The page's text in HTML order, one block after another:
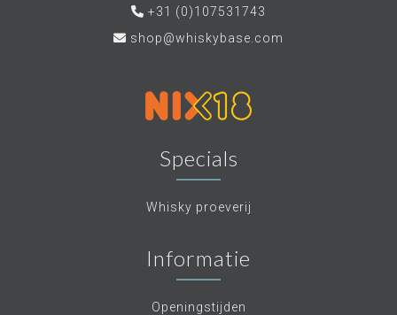
+31 (0)107531743
shop@whiskybase.com
Specials
Whisky proeverij
Informatie
Openingstijden